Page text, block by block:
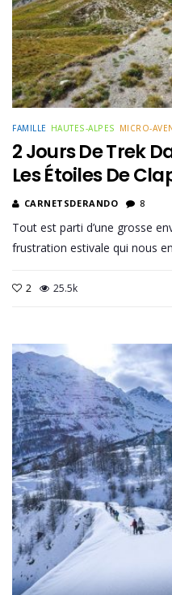
FAMILLE HAUTES-ALPES MICRO-
2 Jours De Trek
Les Étoiles De
CARNETSDERANDO 8
Tout est parti d’une grosse
frustration estivale qui nous
2 25.5k